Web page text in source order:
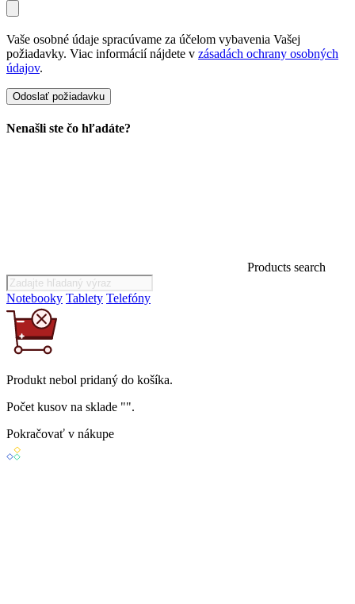
Vaše osobné údaje spracúvame za účelom vybavenia Vašej
požiadavky. Viac informácií nájdete v zásadách ochrany osobných
údajov.
Nenašli ste čo hľadáte?
Products search
Notebooky Tablety Telefóny
Produkt nebol pridaný do košíka.
Počet kusov na sklade "".
Pokračovať v nákupe